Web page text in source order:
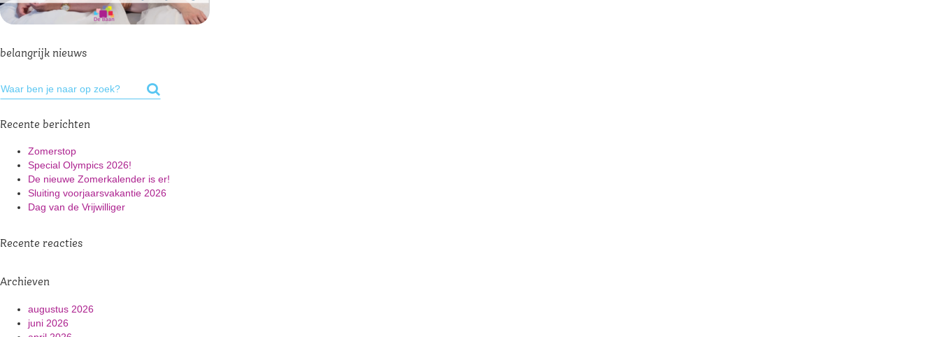
belangrijk nieuws
Recente berichten
Zomerstop
Special Olympics 2026!
De nieuwe Zomerkalender is er!
Sluiting voorjaarsvakantie 2026
Dag van de Vrijwilliger
Recente reacties
Archieven
augustus 2026
juni 2026